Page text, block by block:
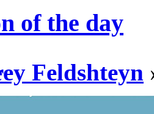
of the day
Feldshteyn